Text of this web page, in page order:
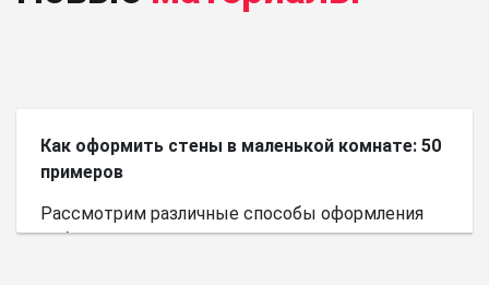
Как оформить стены в маленькой комнате: 50
примеров
Рассмотрим различные способы оформления
небольшого пространства.